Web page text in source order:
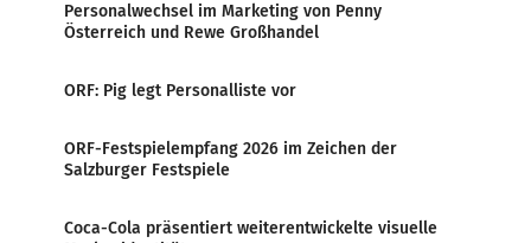
Personalwechsel im Marketing von Penny
Österreich und Rewe Großhandel
ORF: Pig legt Personalliste vor
ORF-Festspielempfang 2026 im Zeichen der
Salzburger Festspiele
Coca-Cola präsentiert weiterentwickelte visuelle